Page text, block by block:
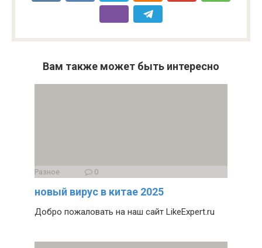
Вам также может быть интересно
Разное 0
новый вирус в китае 2025
Добро пожаловать на наш сайт LikeExpert.ru